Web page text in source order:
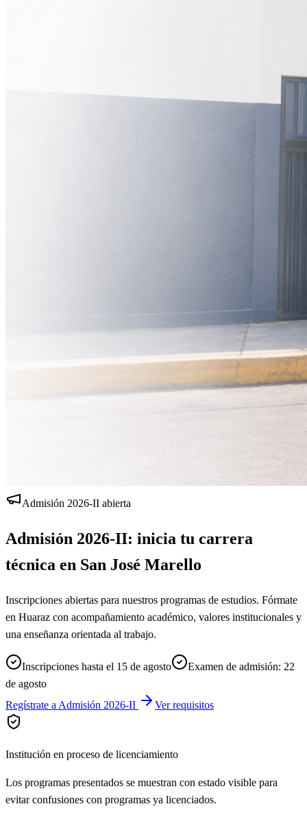
Admisión 2026-II abierta
Admisión 2026-II: inicia tu carrera
técnica en San José Marello
Inscripciones abiertas para nuestros programas de estudios. Fórmate
en Huaraz con acompañamiento académico, valores institucionales y
una enseñanza orientada al trabajo.
Inscripciones hasta el 15 de agosto
Examen de admisión: 22
de agosto
Regístrate a Admisión 2026-II
Ver requisitos
Institución en proceso de licenciamiento
Los programas presentados se muestran con estado visible para
evitar confusiones con programas ya licenciados.